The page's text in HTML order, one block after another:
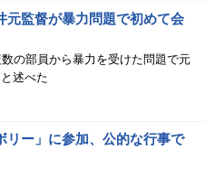
元監督が暴力問題で初めて会
の部員から暴力を受けた問題で元
述べた
リー」に参加、公的な行事で